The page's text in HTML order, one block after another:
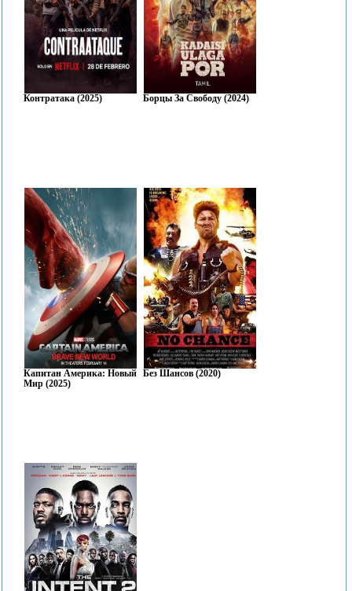
Контратака (2025) Борцы За Свободу (2024)
Капитан Америка: Новый
Мир (2025)
Без Шансов (2020)